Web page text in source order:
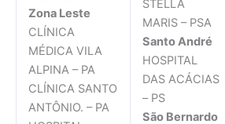
Zona Leste
CLÍNICA
MÉDICA VILA
ALPINA – PA
CLÍNICA SANTO
ANTÔNIO. – PA
STELLA
MARIS – PSA
Santo André
HOSPITAL
DAS ACÁCIAS
– PS
São Bernardo